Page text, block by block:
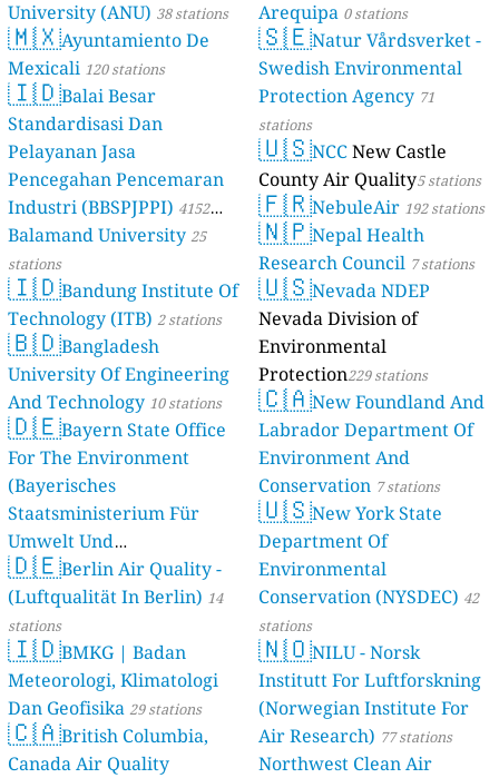
University (ANU) 38 stations
🇲🇽Ayuntamiento De
Mexicali 120 stations
🇮🇩Balai Besar
Standardisasi Dan
Pelayanan Jasa
Pencegahan Pencemaran
Industri (BBSPJPPI) 4152
stations
Balamand University25
stations
🇮🇩Bandung Institute Of
Technology (ITB) 2 stations
🇧🇩Bangladesh
University Of Engineering
And Technology 10 stations
🇩🇪Bayern State Office
For The Environment
(Bayerisches
Staatsministerium Für
Umwelt Und
Verbraucherschutz) - LfU
46 stations
🇩🇪Berlin Air Quality -
(Luftqualität In Berlin) 14
stations
🇮🇩BMKG | Badan
Meteorologi, Klimatologi
Dan Geofisika 29 stations
🇨🇦British Columbia,
Canada Air Quality
Arequipa 0 stations
🇸🇪Natur Vårdsverket -
Swedish Environmental
Protection Agency 71
stations
🇺🇸NCCNew Castle
County Air Quality5 stations
🇫🇷NebuleAir 192 stations
🇳🇵Nepal Health
Research Council 7 stations
🇺🇸Nevada NDEP
Nevada Division of
Environmental
Protection229 stations
🇨🇦New Foundland And
Labrador Department Of
Environment And
Conservation 7 stations
🇺🇸New York State
Department Of
Environmental
Conservation (NYSDEC) 42
stations
🇳🇴NILU - Norsk
Institutt For Luftforskning
(Norwegian Institute For
Air Research) 77 stations
Northwest Clean Air